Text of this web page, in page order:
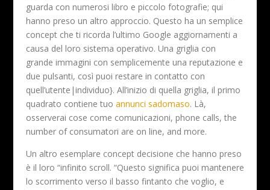
guarda con numerosi libro e piccolo fotografie; qui
hanno preso un altro approccio. Questo ha un semplice
concept che ti ricorda l’ultimo Google aggiornamenti a
causa del loro sistema operativo. Una griglia con
grande immagini con semplicemente una reputazione e
due pulsanti, così puoi restare in contatto con
quell’utente|individuo}. All’inizio di quella griglia, il primo
quadrato contiene tuo annunci sadomaso. Là,
osserverai cose come comunicazioni, phone calls, the
number of consumatori are on line, and more.
Un altro esemplare concept decisione che hanno preso
è il loro “infinito scroll. “Questo significa puoi mantenere
lo scorrimento verso il basso fintanto che voglio, e